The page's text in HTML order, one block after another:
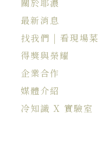
最新消息
找我們 | 看現場
得獎與榮耀
企業合作
媒體介紹
冷知識 X 實驗室